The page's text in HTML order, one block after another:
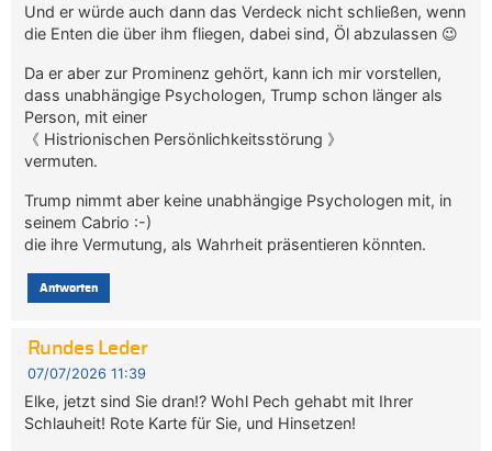
Und er würde auch dann das Verdeck nicht schließen, wenn
die Enten die über ihm fliegen, dabei sind, Öl abzulassen 😉
Da er aber zur Prominenz gehört, kann ich mir vorstellen,
dass unabhängige Psychologen, Trump schon länger als
Person, mit einer
《 Histrionischen Persönlichkeitsstörung 》
vermuten.
Trump nimmt aber keine unabhängige Psychologen mit, in
seinem Cabrio :-)
die ihre Vermutung, als Wahrheit präsentieren könnten.
Antworten
Rundes Leder
07/07/2026 11:39
Elke, jetzt sind Sie dran!? Wohl Pech gehabt mit Ihrer
Schlauheit! Rote Karte für Sie, und Hinsetzen!